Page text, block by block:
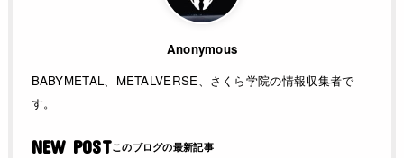
Anonymous
BABYMETAL、METALVERSE、さくら学院の情報収集者で
す。
NEW POST